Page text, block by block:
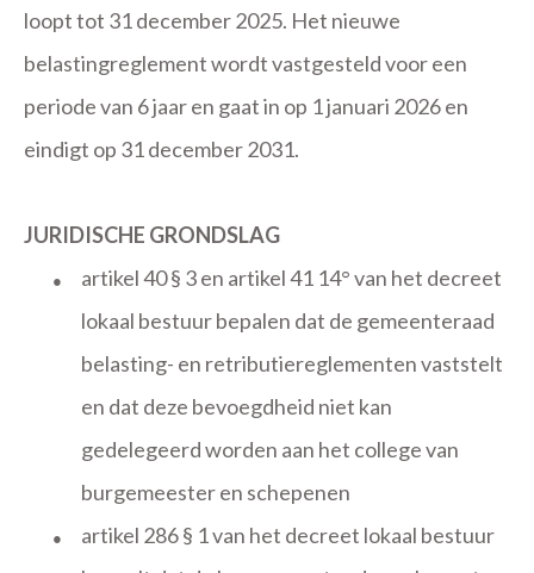
loopt tot 31 december 2025. Het nieuwe
belastingreglement wordt vastgesteld voor een
periode van 6 jaar en gaat in op 1 januari 2026 en
eindigt op 31 december 2031.
JURIDISCHE GRONDSLAG
●
artikel 40 § 3 en artikel 41 14° van het decreet
lokaal bestuur bepalen dat de gemeenteraad
belasting- en retributiereglementen vaststelt
en dat deze bevoegdheid niet kan
gedelegeerd worden aan het college van
burgemeester en schepenen
●
artikel 286 § 1 van het decreet lokaal bestuur